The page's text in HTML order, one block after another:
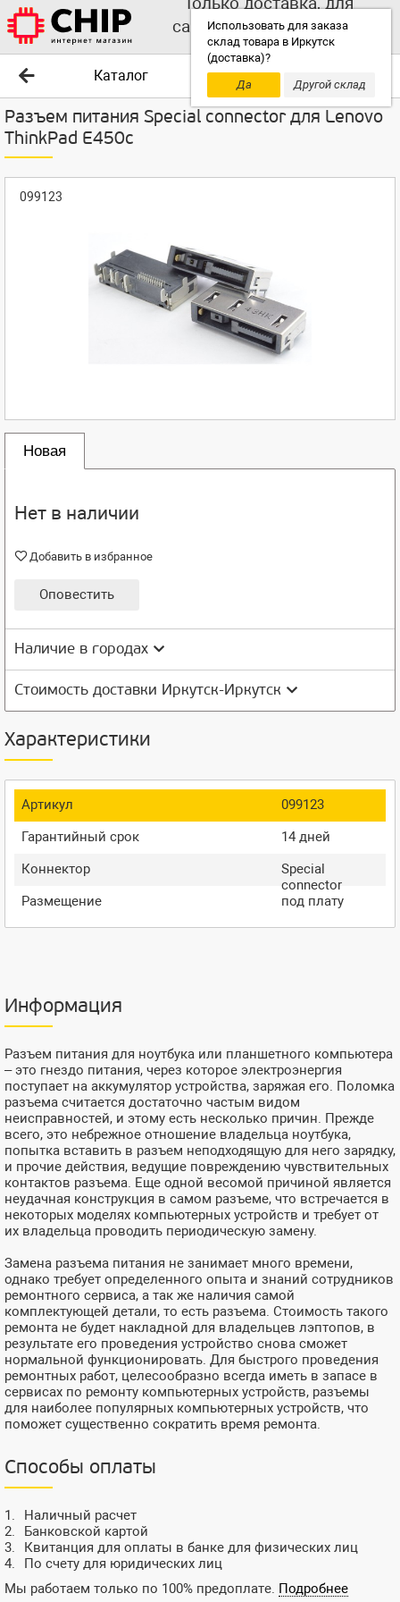
Использовать для заказа
склад товара в Иркутск
(доставка)?
Да
Другой склад
самовывоза выбирайте
другой склад!
Каталог
Разъем питания Special connector для Lenovo
ThinkPad E450c
099123
Новая
Нет в наличии
Добавить в избранное
Оповестить
Наличие в городах
Стоимость доставки Иркутск-Иркутск
Характеристики
Артикул
099123
Гарантийный срок
14 дней
Коннектор
Special
connector
Размещение
под плату
Информация
Разъем питания для ноутбука или планшетного компьютера
– это гнездо питания, через которое электроэнергия
поступает на аккумулятор устройства, заряжая его. Поломка
разъема считается достаточно частым видом
неисправностей, и этому есть несколько причин. Прежде
всего, это небрежное отношение владельца ноутбука,
попытка вставить в разъем неподходящую для него зарядку,
и прочие действия, ведущие повреждению чувствительных
контактов разъема. Еще одной весомой причиной является
неудачная конструкция в самом разъеме, что встречается в
некоторых моделях компьютерных устройств и требует от
их владельца проводить периодическую замену.
Замена разъема питания не занимает много времени,
однако требует определенного опыта и знаний сотрудников
ремонтного сервиса, а так же наличия самой
комплектующей детали, то есть разъема. Стоимость такого
ремонта не будет накладной для владельцев лэптопов, в
результате его проведения устройство снова сможет
нормальной функционировать. Для быстрого проведения
ремонтных работ, целесообразно всегда иметь в запасе в
сервисах по ремонту компьютерных устройств, разъемы
для наиболее популярных компьютерных устройств, что
поможет существенно сократить время ремонта.
Способы оплаты
Наличный расчет
Банковской картой
Квитанция для оплаты в банке для физических лиц
По счету для юридических лиц
Мы работаем только по 100% предоплате. Подробнее